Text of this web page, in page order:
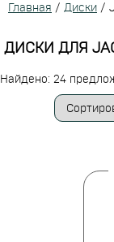
Главная / Диски /
ДИСКИ ДЛЯ
Найдено: 24